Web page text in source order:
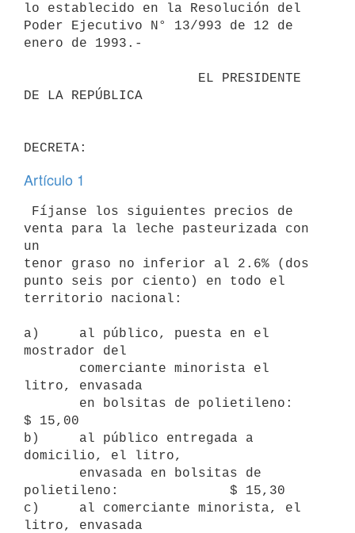
lo establecido en la Resolución del
Poder Ejecutivo N° 13/993 de 12 de
enero de 1993.-
DE LA REPÚBLICA
Artículo 1
venta para la leche pasteurizada con
un
tenor graso no inferior al 2.6% (dos
punto seis por ciento) en todo el
territorio nacional:
a)     al público, puesta en el
mostrador del
litro, envasada
$ 15,00
b)     al público entregada a
domicilio, el litro,
polietileno:              $ 15,30
c)     al comerciante minorista, el
litro, envasada